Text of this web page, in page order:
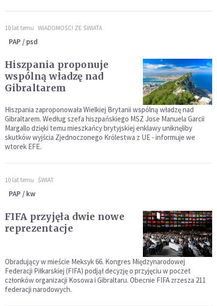
10 lat temu WIADOMOŚCI ZE ŚWIATA
PAP / psd
Hiszpania proponuje
wspólną władzę nad
Gibraltarem
Hiszpania zaproponowała Wielkiej Brytanii wspólną władzę nad
Gibraltarem. Według szefa hiszpańskiego MSZ Jose Manuela Garcii
Margallo dzięki temu mieszkańcy brytyjskiej enklawy uniknęliby
skutków wyjścia Zjednoczonego Królestwa z UE - informuje we
wtorek EFE.
10 lat temu ŚWIAT
PAP / kw
FIFA przyjęła dwie nowe
reprezentacje
Obradujący w mieście Meksyk 66. Kongres Międzynarodowej
Federacji Piłkarskiej (FIFA) podjął decyzję o przyjęciu w poczet
członków organizacji Kosowa i Gibraltaru. Obecnie FIFA zrzesza 211
federacji narodowych.